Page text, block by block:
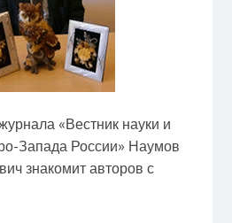
«Вестник науки и
Запада России» Наумов
знакомит авторов с